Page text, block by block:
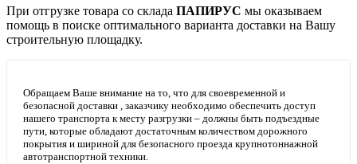
При отгрузке товара со склада ПАПИРУС мы оказываем
помощь в поиске оптимального варианта доставки на Вашу
строительную площадку.
Обращаем Ваше внимание на то, что для своевременной и
безопасной доставки , заказчику необходимо обеспечить доступ
нашего транспорта к месту разгрузки – должны быть подъездные
пути, которые обладают достаточным количеством дорожного
покрытия и шириной для безопасного проезда крупнотоннажной
автотранспортной техники.